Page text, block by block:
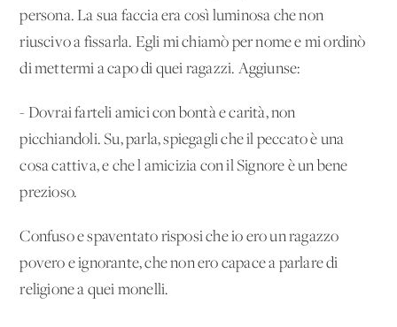
persona. La sua faccia era così luminosa che non
riuscivo a fissarla. Egli mi chiamò per nome e mi ordinò
di mettermi a capo di quei ragazzi. Aggiunse:
- Dovrai farteli amici con bontà e carità, non
picchiandoli. Su, parla, spiegagli che il peccato è una
cosa cattiva, e che l'amicizia con il Signore è un bene
prezioso.
Confuso e spaventato risposi che io ero un ragazzo
povero e ignorante, che non ero capace a parlare di
religione a quei monelli.